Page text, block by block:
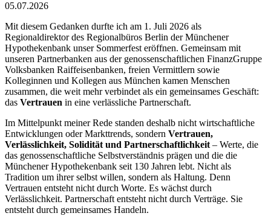
05.07.2026
Mit diesem Gedanken durfte ich am 1. Juli 2026 als
Regionaldirektor des Regionalbüros Berlin der Münchener
Hypothekenbank unser Sommerfest eröffnen. Gemeinsam mit
unseren Partnerbanken aus der genossenschaftlichen FinanzGruppe
Volksbanken Raiffeisenbanken, freien Vermittlern sowie
Kolleginnen und Kollegen aus München kamen Menschen
zusammen, die weit mehr verbindet als ein gemeinsames Geschäft:
das Vertrauen in eine verlässliche Partnerschaft.
Im Mittelpunkt meiner Rede standen deshalb nicht wirtschaftliche
Entwicklungen oder Markttrends, sondern Vertrauen,
Verlässlichkeit, Solidität und Partnerschaftlichkeit – Werte, die
das genossenschaftliche Selbstverständnis prägen und die die
Münchener Hypothekenbank seit 130 Jahren lebt. Nicht als
Tradition um ihrer selbst willen, sondern als Haltung. Denn
Vertrauen entsteht nicht durch Worte. Es wächst durch
Verlässlichkeit. Partnerschaft entsteht nicht durch Verträge. Sie
entsteht durch gemeinsames Handeln.